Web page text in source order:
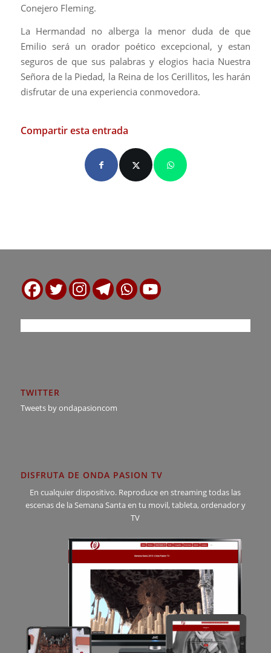
Conejero Fleming.
La Hermandad no alberga la menor duda de que
Emilio será un orador poético excepcional, y estan
seguros de que sus palabras y elogios hacia Nuestra
Señora de la Piedad, la Reina de los Cerillitos, les harán
disfrutar de una experiencia conmovedora.
Compartir esta entrada
TWITTER
Tweets by ondapasioncom
DISFRUTA DE ONDA PASION TV
En cualquier dispositivo. Reproduce en streaming todas las
escenas de la Semana Santa en tu movil, tableta, ordenador y
TV